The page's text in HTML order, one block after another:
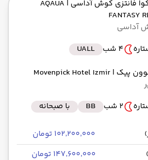
فانتزی کوش آداسی | AQAUA
FANTASY
آداسی
4 شب
UALL
پیک | Movenpick Hotel Izmir
2 شب BB با صبحانه
۱۰۲٬۲۰۰٬۰۰۰ تومان
۱۴۷٬۶۰۰٬۰۰۰ تومان